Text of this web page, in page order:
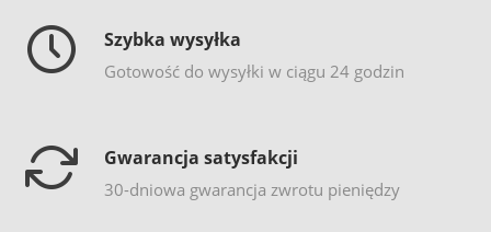
Szybka wysyłka
Gotowość do wysyłki w ciągu 24 godzin
Gwarancja satysfakcji
30-dniowa gwarancja zwrotu pieniędzy